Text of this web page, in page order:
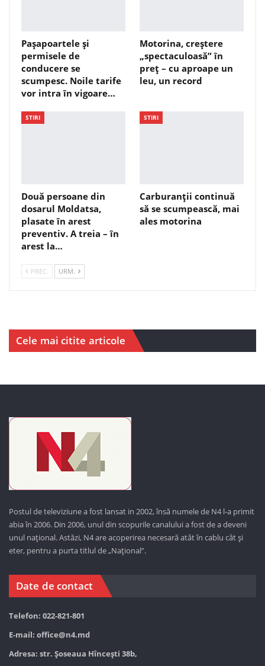
Pașapoartele și
permisele de
conducere se
scumpesc. Noile tarife
vor intra în vigoare…
Motorina, creștere
„spectaculoasă” în
preț – cu aproape un
leu, un record
STIRI
Două persoane din
dosarul Moldatsa,
plasate în arest
preventiv. A treia – în
arest la…
STIRI
Carburanții continuă
să se scumpească, mai
ales motorina
PREC. URM.
Cele mai citite articole
Postul de televiziune a fost lansat in 2002, însă numele de N4 l-a primit
abia în 2006. Din 2006, unul din scopurile canalului a fost de a deveni
unul național. Astăzi, N4 are acoperirea necesară atât în cablu cât și
eter, pentru a purta titlul de „Național”.
Date de contact
Telefon: 022-821-801
E-mail: office@n4.md
Adresa: str. Șoseaua Hînceşti 38b,